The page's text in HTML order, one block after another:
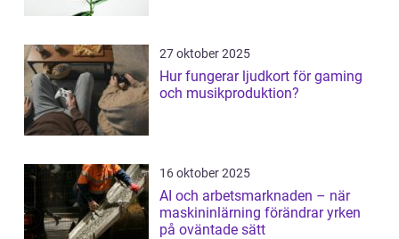
27 oktober 2025
Hur fungerar ljudkort för gaming
och musikproduktion?
16 oktober 2025
AI och arbetsmarknaden – när
maskininlärning förändrar yrken
på oväntade sätt